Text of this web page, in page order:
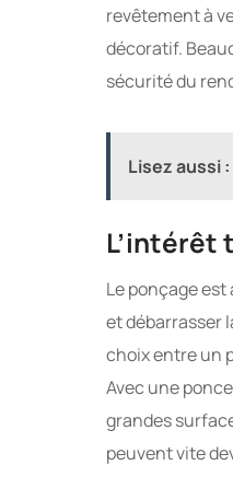
revêtement à
décoratif.
sécurité du
Lisez aussi :
L’intérêt
Le ponçage
et débarrasser
choix entre un
Avec une
grandes
peuvent vite